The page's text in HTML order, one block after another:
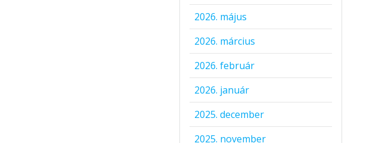
2026. május
2026. március
2026. február
2026. január
2025. december
2025. november